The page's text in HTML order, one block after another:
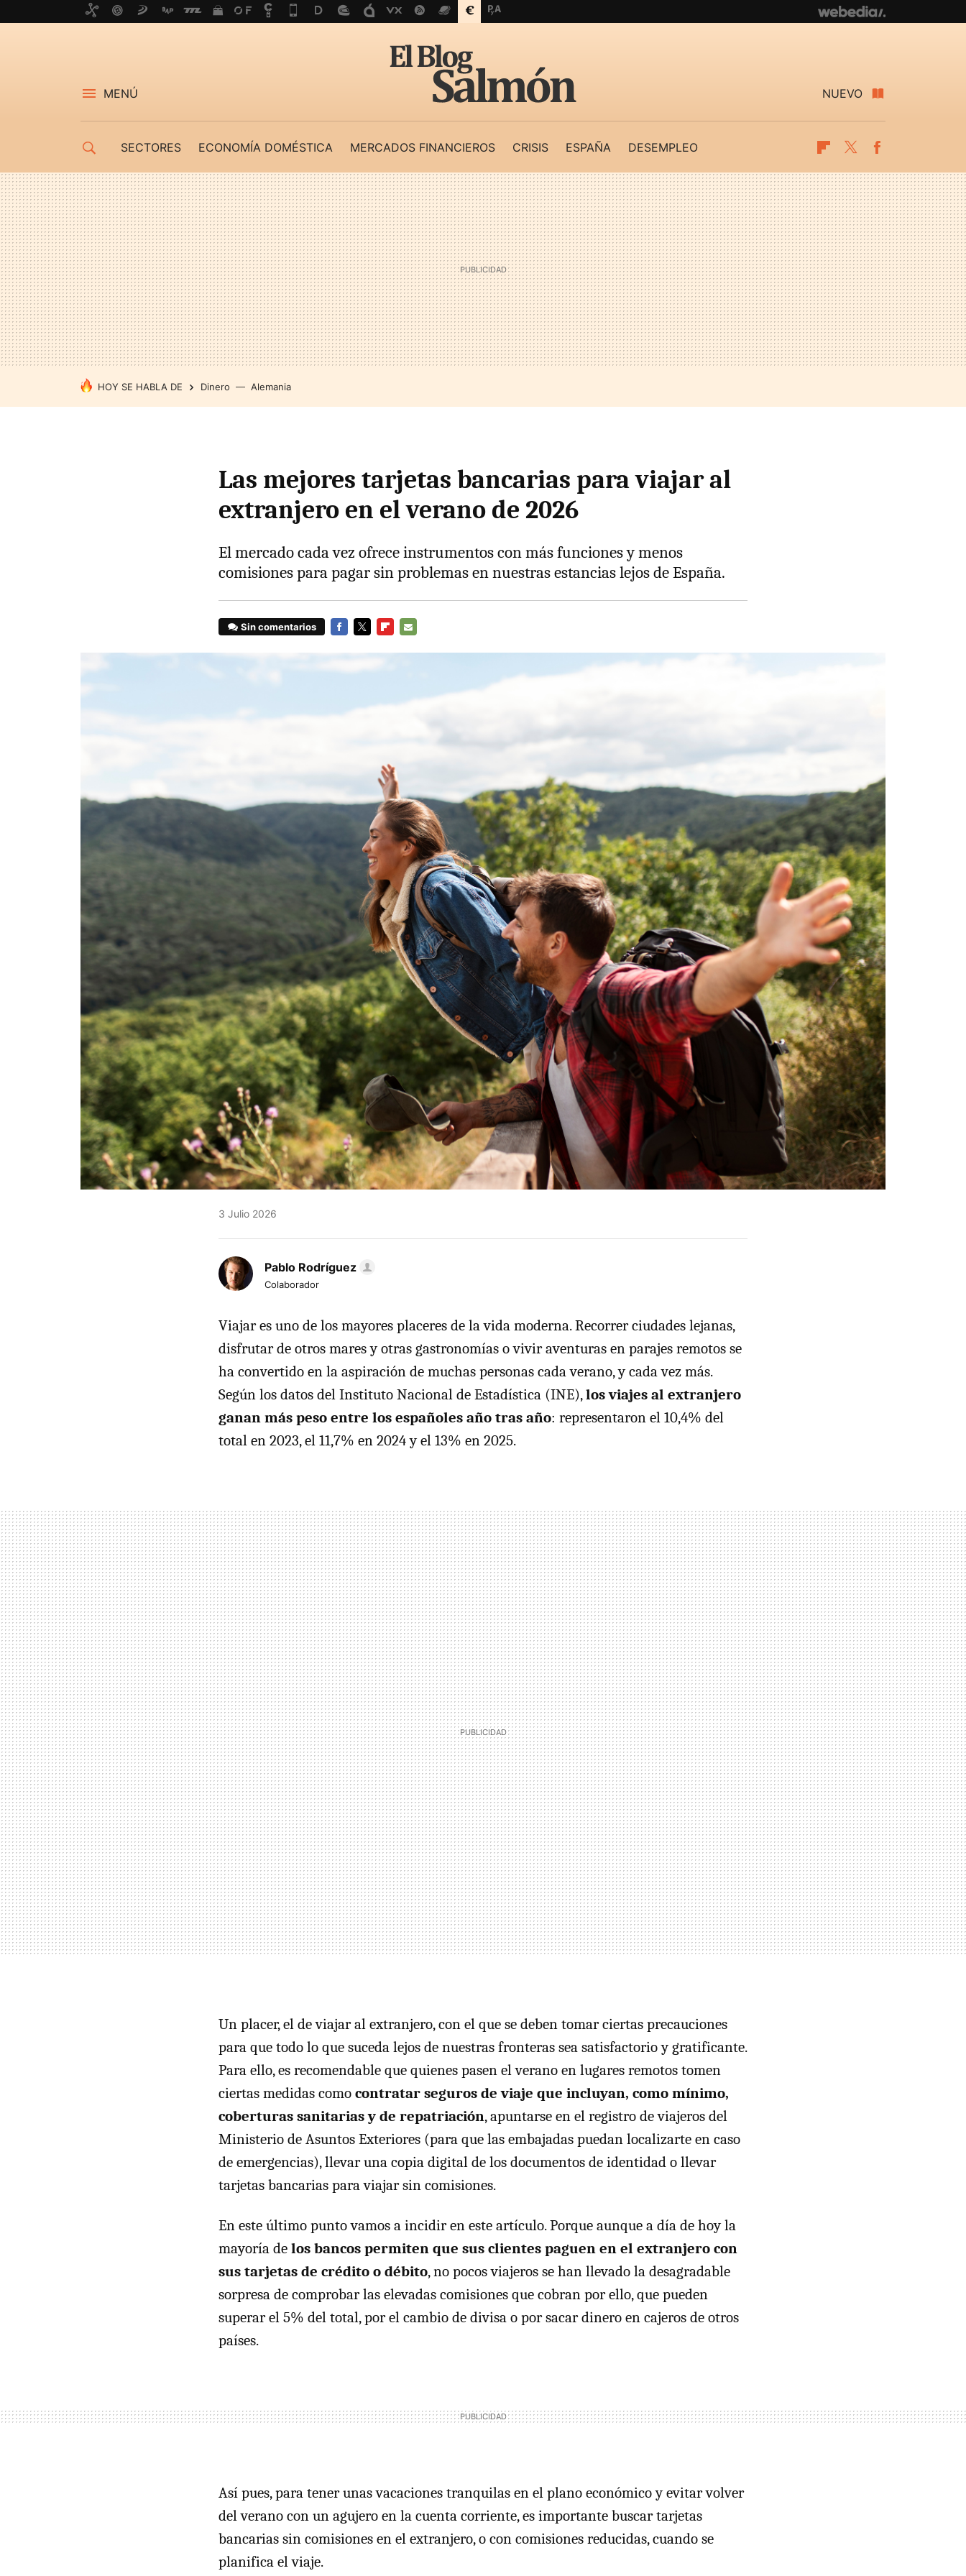
MENÚ NUEVO
SECTORES ECONOMÍA DOMÉSTICA MERCADOS FINANCIEROS CRISIS ESPAÑA DESEMPLEO Flipboard
Twitter
HOY SE HABLA DE Dinero Alemania
Las mejores tarjetas bancarias para viajar al
extranjero en el verano de 2026
El mercado cada vez ofrece instrumentos con más funciones y menos
comisiones para pagar sin problemas en nuestras estancias lejos de España.
Sin comentarios
3 Julio 2026
Pablo Rodríguez
Colaborador
Viajar es uno de los mayores placeres de la vida moderna. Recorrer ciudades lejanas,
disfrutar de otros mares y otras gastronomías o vivir aventuras en parajes remotos se
ha convertido en la aspiración de muchas personas cada verano, y cada vez más.
Según los datos del Instituto Nacional de Estadística (INE),los viajes al extranjero
ganan más peso entre los españoles año tras año: representaron el 10,4% del
total en 2023, el 11,7% en 2024 y el 13% en 2025.
Un placer, el de viajar al extranjero, con el que se deben tomar ciertas precauciones
para que todo lo que suceda lejos de nuestras fronteras sea satisfactorio y gratificante.
Para ello, es recomendable que quienes pasen el verano en lugares remotos tomen
ciertas medidas como contratar seguros de viaje que incluyan, como mínimo,
coberturas sanitarias y de repatriación, apuntarse en el registro de viajeros del
Ministerio de Asuntos Exteriores (para que las embajadas puedan localizarte en caso
de emergencias), llevar una copia digital de los documentos de identidad o llevar
tarjetas bancarias para viajar sin comisiones.
En este último punto vamos a incidir en este artículo. Porque aunque a día de hoy la
mayoría de los bancos permiten que sus clientes paguen en el extranjero con
sus tarjetas de crédito o débito, no pocos viajeros se han llevado la desagradable
sorpresa de comprobar las elevadas comisiones que cobran por ello, que pueden
superar el 5% del total, por el cambio de divisa o por sacar dinero en cajeros de otros
países.
Así pues, para tener unas vacaciones tranquilas en el plano económico y evitar volver
del verano con un agujero en la cuenta corriente, es importante buscar tarjetas
bancarias sin comisiones en el extranjero, o con comisiones reducidas, cuando se
planifica el viaje.